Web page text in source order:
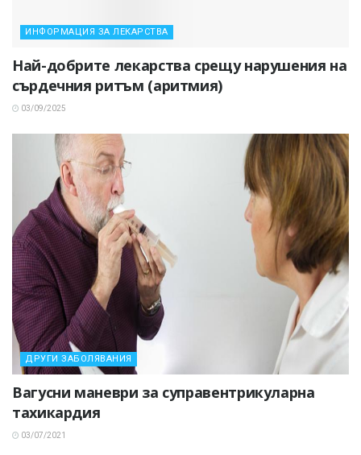
ИНФОРМАЦИЯ ЗА ЛЕКАРСТВА
Най-добрите лекарства срещу нарушения на
сърдечния ритъм (аритмия)
03/09/2025
ДРУГИ ЗАБОЛЯВАНИЯ
Вагусни маневри за суправентрикуларна
тахикардия
03/07/2021